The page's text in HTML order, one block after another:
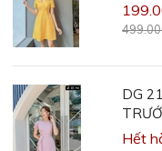
DG
Hết